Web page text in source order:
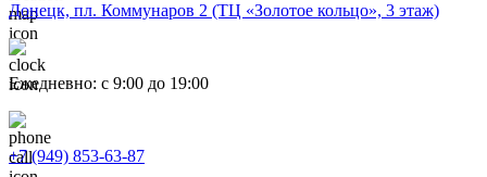
Донецк, пл. Коммунаров 2 (ТЦ «Золотое кольцо», 3 этаж)
Ежедневно: с 9:00 до 19:00
+7 (949) 853-63-87